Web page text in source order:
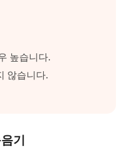
높습니다.
않습니다.
기